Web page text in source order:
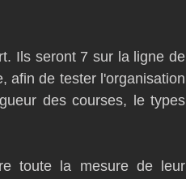
Ils seront 7 sur la ligne de
afin de tester l'organisation
des courses, le types
toute la mesure de leur